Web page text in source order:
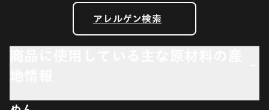
アレルゲン検索